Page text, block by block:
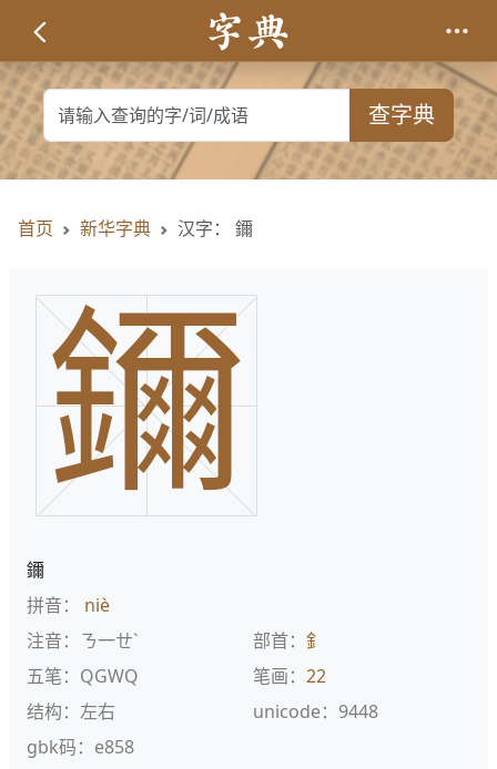
查字典
首页 新华字典 汉字： 鑈
鑈
鑈
拼音： niè
注音：ㄋ一ㄝˋ
部首： 釒
五笔：QGWQ
笔画： 22
结构：左右
unicode：9448
gbk码：e858